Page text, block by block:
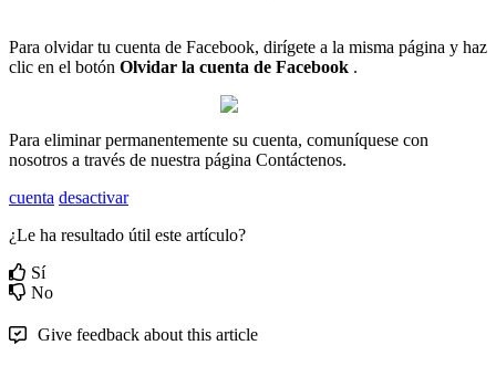
Para olvidar tu cuenta de Facebook, dirígete a la misma página y haz
clic en el botón Olvidar la cuenta de Facebook .
Para eliminar permanentemente su cuenta, comuníquese con
nosotros a través de nuestra página Contáctenos.
cuenta desactivar
¿Le ha resultado útil este artículo?
Sí
No
Give feedback about this article